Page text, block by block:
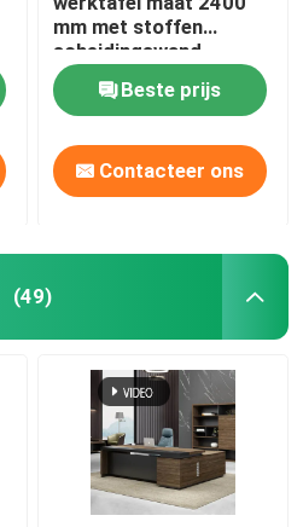
mm met stoffen
scheidingswand
Beste prijs
Contacteer ons
(49)